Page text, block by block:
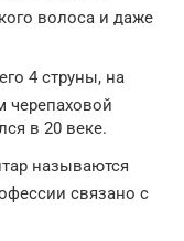
волоса и даже
4 струны, на
черепаховой
в 20 веке.
называются
связано с